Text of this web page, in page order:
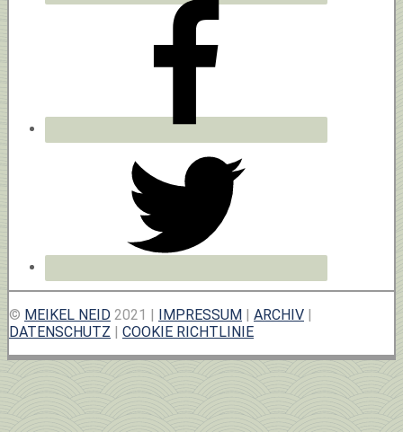
© MEIKEL NEID 2021 | IMPRESSUM ARCHIV
DATENSCHUTZ
COOKIE RICHTLINIE